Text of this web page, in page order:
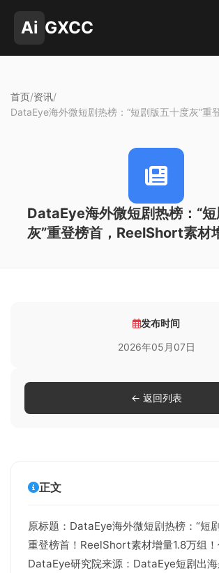
Ai GXCC
首页/资讯/
DataEye海外微短剧热榜：“短剧版五十度灰”
DataEye海外微短剧热榜：“
灰”重登榜首，ReelShort素材
正文
原标题：DataEye海外微短剧热榜：“短
重登榜首！ReelShort素材增量1.8万组！
DataEye研究院来源：DataEye短剧出海
发布时间
2026年05月07日
← 返回列表